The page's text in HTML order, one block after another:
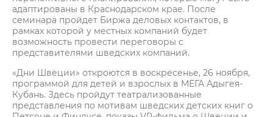
адаптированы в Краснодарском крае. После
семинара пройдет Биржа деловых контактов, в
рамках которой у местных компаний будет
возможность провести переговоры с
представителями шведских компаний.
«Дни Швеции» откроются в воскресенье, 26 ноября,
программой для детей и взрослых в МЕГА Адыгея-
Кубань. Здесь пройдут театрализованные
представления по мотивам шведских детских книг о